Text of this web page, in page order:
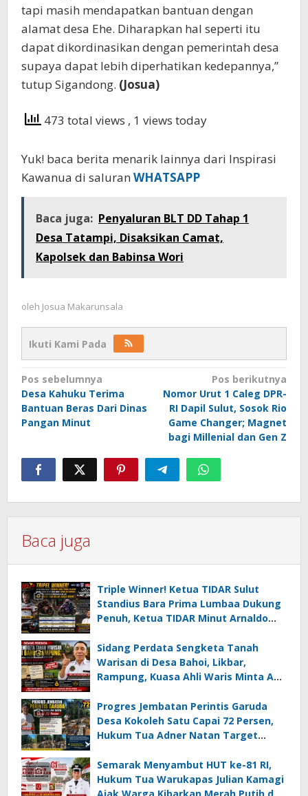
tapi masih mendapatkan bantuan dengan
alamat desa Ehe. Diharapkan hal seperti itu
dapat dikordinasikan dengan pemerintah desa
supaya dapat lebih diperhatikan kedepannya,”
tutup Sigandong. (Josua)
473 total views , 1 views today
Yuk! baca berita menarik lainnya dari Inspirasi
Kawanua di saluran WHATSAPP
Baca juga: Penyaluran BLT DD Tahap 1
Desa Tatampi, Disaksikan Camat,
Kapolsek dan Babinsa Wori
oleh Josua Makarunsala
Ikuti Kami Pada
Navigasi
pos
Pos sebelumnya
Desa Kahuku Terima
Bantuan Beras Dari Dinas
Pangan Minut
Pos berikutnya
Nomor Urut 1 Caleg DPR-
RI Dapil Sulut, Sosok Rio
Game Changer; Magnet
bagi Millenial dan Gen Z
Baca juga
Triple Winner! Ketua TIDAR Sulut
Standius Bara Prima Lumbaa Dukung
Penuh, Ketua TIDAR Minut Arnaldo
05 MC JOE Sapu Bersih Tiga Gelar
Juara Umum
Sidang Perdata Sengketa Tanah
Warisan di Desa Bahoi, Likbar,
Rampung, Kuasa Ahli Waris Minta APH
Korupsi Dandes
Progres Jembatan Perintis Garuda
Desa Kokoleh Satu Capai 72 Persen,
Hukum Tua Adner Natan Target
Semarak Menyambut HUT ke-81 RI,
Hukum Tua Warukapas Julian Kamagi